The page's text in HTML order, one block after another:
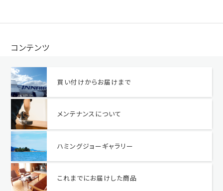
コンテンツ
買い付けからお届けまで
メンテナンスについて
ハミングジョーギャラリー
これまでにお届けした商品